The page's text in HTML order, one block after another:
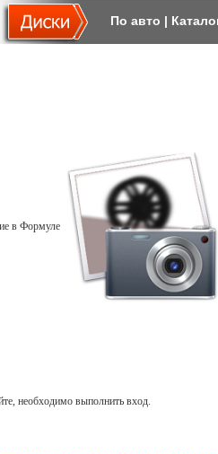
По авто |
в Формуле
необходимо выполнить вход.